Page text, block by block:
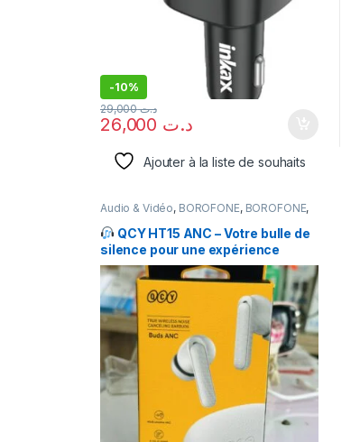
-10%
د.ت
د.ت29,000
Ajouter à la liste de souhaits
Audio & Vidéo, BOROFONE, BOROFONE,
QCY HT15 ANC – Votre bulle de
silence pour une expérience
sonore exceptionnelle